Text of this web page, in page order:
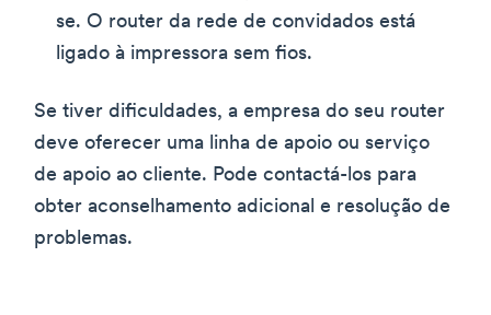
se. O router da rede de convidados está
ligado à impressora sem fios.
Se tiver dificuldades, a empresa do seu router
deve oferecer uma linha de apoio ou serviço
de apoio ao cliente. Pode contactá-los para
obter aconselhamento adicional e resolução de
problemas.